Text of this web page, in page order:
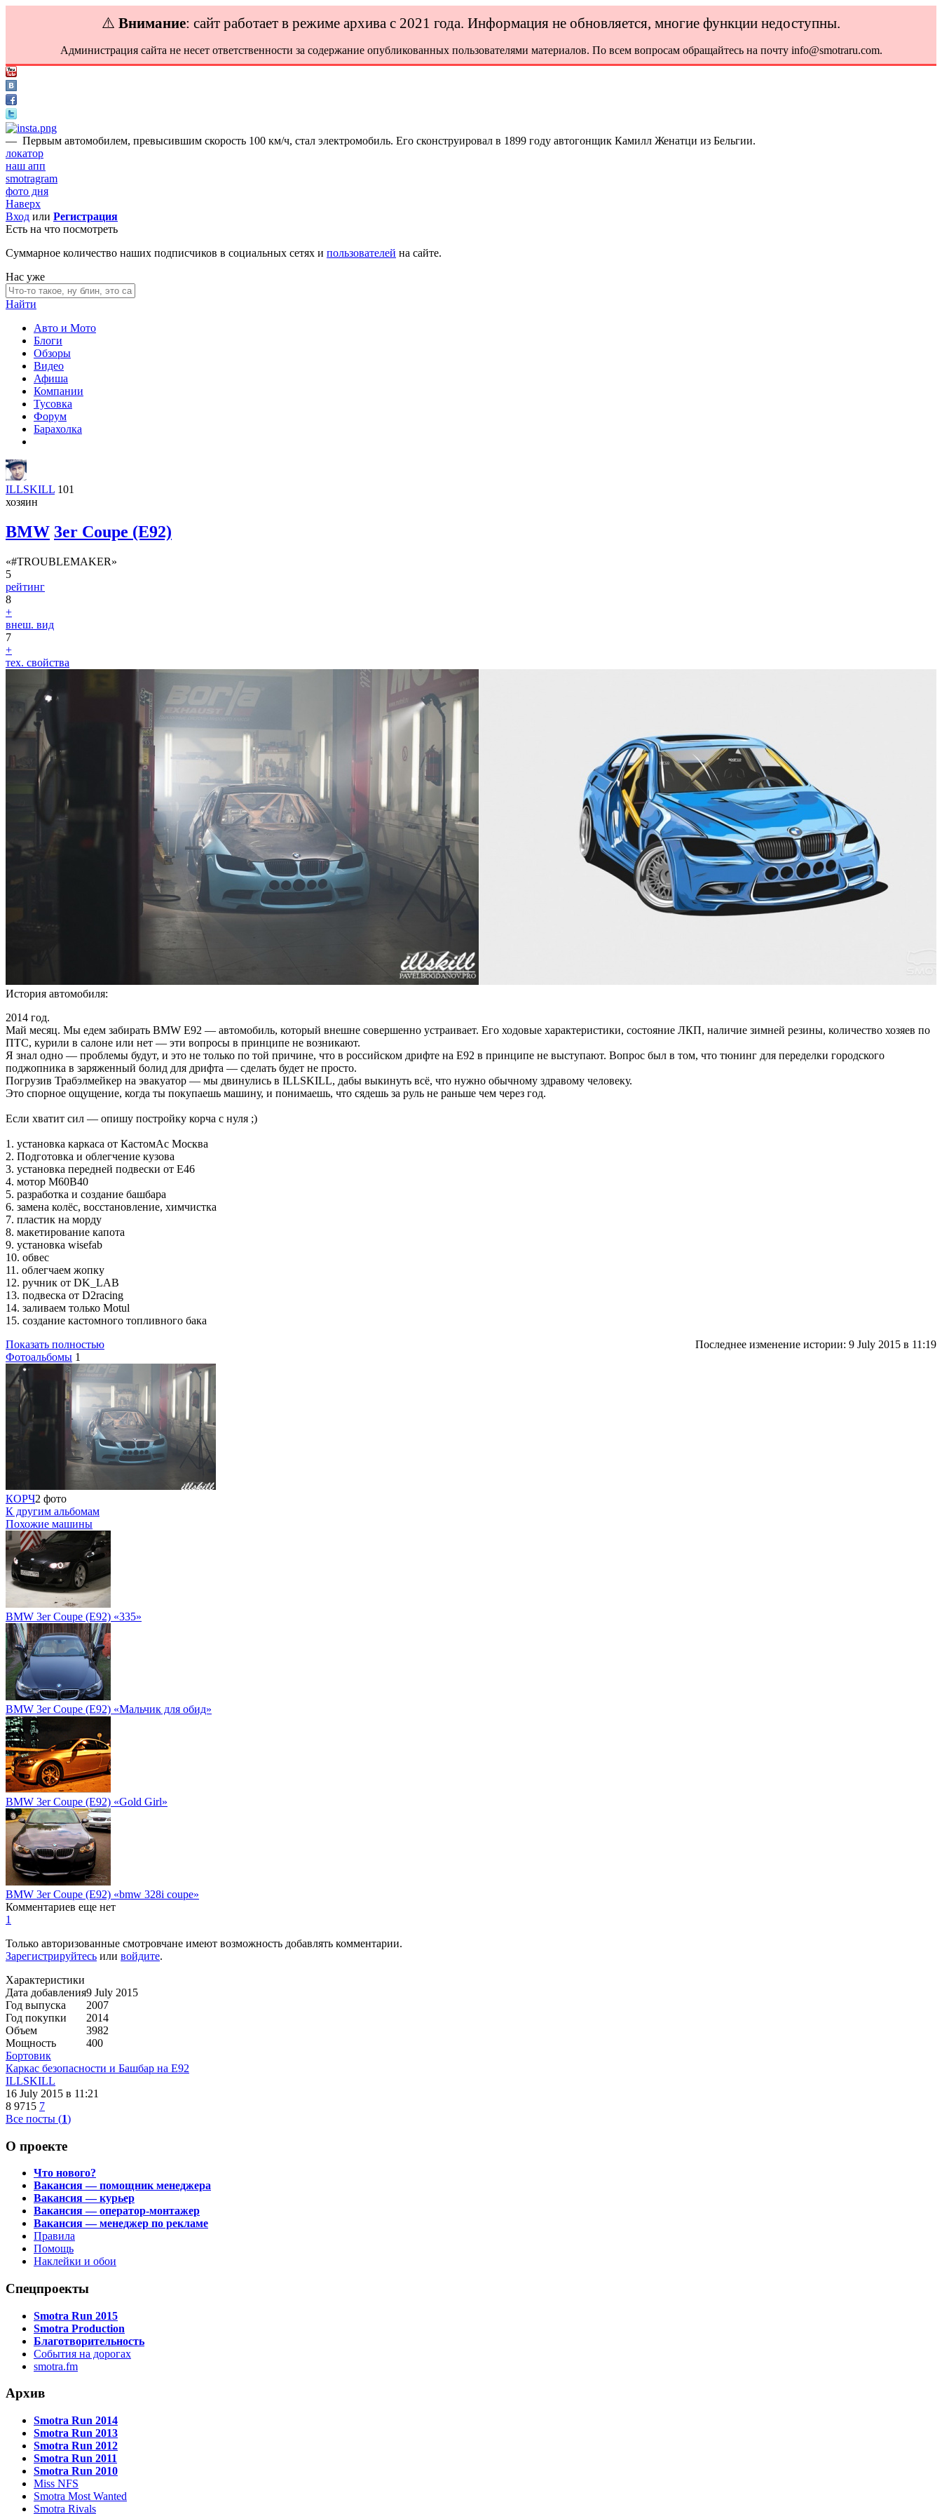
⚠️ Внимание: сайт работает в режиме архива с 2021 года. Информация не обновляется, многие функции недоступны.
Администрация сайта не несет ответственности за содержание опубликованных пользователями материалов. По всем вопросам обращайтесь на почту info@smotraru.com.
— Первым автомобилем, превысившим скорость 100 км/ч, стал электромобиль. Его сконструировал в 1899 году автогонщик Камилл Женатци из Бельгии.
локатор
наш апп
smotragram
фото дня
Наверх
Вход или Регистрация
Есть на что посмотреть
Суммарное количество наших подписчиков в социальных сетях и пользователей на сайте.
Нас уже
Найти
Авто и Мото
Блоги
Обзоры
Видео
Афиша
Компании
Тусовка
Форум
Барахолка
ILLSKILL 101
хозяин
BMW 3er Coupe (E92)
«#TROUBLEMAKER»
5
рейтинг
8
+
внеш. вид
7
+
тех. свойства
История автомобиля:
2014 год.
Май месяц. Мы едем забирать BMW E92 — автомобиль, который внешне совершенно устраивает. Его ходовые характеристики, состояние ЛКП, наличие зимней резины, количество хозяев по
ПТС, курили в салоне или нет — эти вопросы в принципе не возникают.
Я знал одно — проблемы будут, и это не только по той причине, что в российском дрифте на Е92 в принципе не выступают. Вопрос был в том, что тюнинг для переделки городского
поджопника в заряженный болид для дрифта — сделать будет не просто.
Погрузив Трабэлмейкер на эвакуатор — мы двинулись в ILLSKILL, дабы выкинуть всё, что нужно обычному здравому человеку.
Это спорное ощущение, когда ты покупаешь машину, и понимаешь, что сядешь за руль не раньше чем через год.
Если хватит сил — опишу постройку корча с нуля ;)
1. установка каркаса от КастомАс Москва
2. Подготовка и облегчение кузова
3. установка передней подвески от Е46
4. мотор M60B40
5. разработка и создание башбара
6. замена колёс, восстановление, химчистка
7. пластик на морду
8. макетирование капота
9. установка wisefab
10. обвес
11. облегчаем жопку
12. ручник от DK_LAB
13. подвеска от D2racing
14. заливаем только Motul
15. создание кастомного топливного бака
Последнее изменение истории: 9 July 2015 в 11:19
Показать полностью
Фотоальбомы 1
КОРЧ2 фото
К другим альбомам
Похожие машины
BMW 3er Coupe (E92) «335»
BMW 3er Coupe (E92) «Мальчик для обид»
BMW 3er Coupe (E92) «Gold Girl»
BMW 3er Coupe (E92) «bmw 328i coupe»
Комментариев еще нет
1
Только авторизованные смотровчане имеют возможность добавлять комментарии.
Зарегистрируйтесь или войдите.
Характеристики
Дата добавления9 July 2015
Год выпуска
2007
Год покупки
2014
Объем
3982
Мощность
400
Бортовик
Каркас безопасности и Башбар на Е92
ILLSKILL
16 July 2015 в 11:21
8 9715 7
Все посты (1)
О проекте
Что нового?
Вакансия — помощник менеджера
Вакансия — курьер
Вакансия — оператор-монтажер
Вакансия — менеджер по рекламе
Правила
Помощь
Наклейки и обои
Спецпроекты
Smotra Run 2015
Smotra Production
Благотворительность
События на дорогах
smotra.fm
Архив
Smotra Run 2014
Smotra Run 2013
Smotra Run 2012
Smotra Run 2011
Smotra Run 2010
Miss NFS
Smotra Most Wanted
Smotra Rivals